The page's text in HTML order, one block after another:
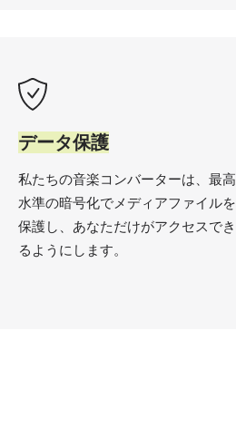
データ保護
私たちの音楽コンバーターは、最高
水準の暗号化でメディアファイルを
保護し、あなただけがアクセスでき
るようにします。